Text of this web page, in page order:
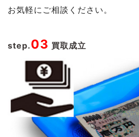
お気軽にご相談ください。
step.03 買取成立